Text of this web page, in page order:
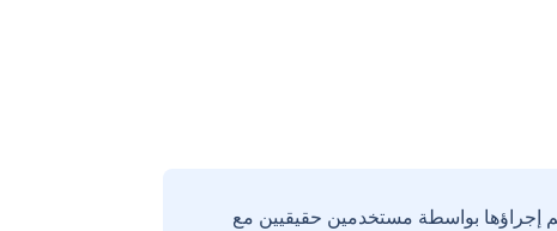
إجراؤها بواسطة مستخدمين حقيقيين مع